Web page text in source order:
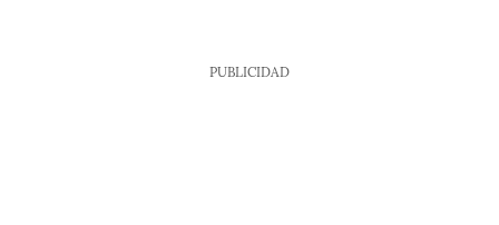
PUBLICIDAD